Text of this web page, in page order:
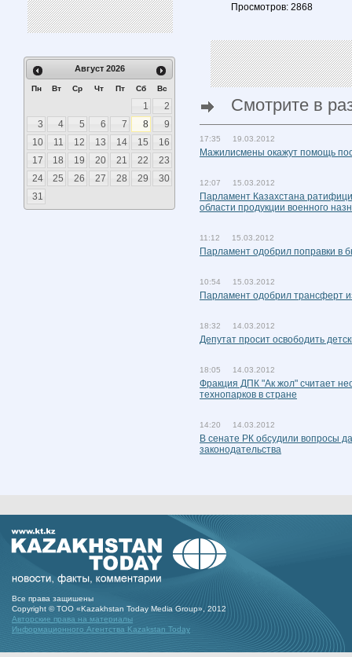
Август 2026
Пн Вт Ср Чт Пт Сб Вс
1
2
3
4 5 6 7 8
9
10
11 12 13 14 15
16
17
18 19 20 21 22
23
24
25 26 27 28 29
30
31
Просмотров: 2868
Смотрите в
17:35 19.03.2012
Мажилисмены окажут помощь
12:07 15.03.2012
Парламент Казахстана
области продукции военного
11:12 15.03.2012
Парламент одобрил поправки в
10:54 15.03.2012
Парламент одобрил трансферт
18:32 14.03.2012
Депутат просит освободить
18:05 14.03.2012
Фракция ДПК "Ак жол" считает
технопарков в стране
14:20 14.03.2012
В сенате РК обсудили вопросы
законодательства
Все права защишены
Copyright © ТОО «Kazakhstan Today Media Group», 2012
Авторские права на материалы
Информационного Агентства Kazakstan Today